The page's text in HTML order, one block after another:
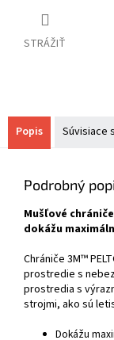
STRÁŽIŤ
Popis Súvisiace
Podrobný
Mušľové chrániče
dokážu
Chrániče 3M™
prostredie s
prostredia s
strojmi, ako sú
Dokážu